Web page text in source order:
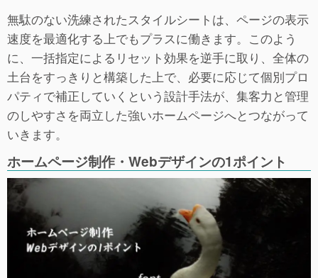
無駄のない洗練されたスタイルシートは、ページの表示
速度を最適化する上でもプラスに働きます。このよう
に、一括指定によるリセット効果を逆手に取り、全体の
土台をすっきりと構築した上で、必要に応じて個別プロ
パティで補正していくという設計手法が、集客力と管理
のしやすさを両立した強いホームページへとつながって
いきます。
ホームページ制作・Webデザインの1ポイント